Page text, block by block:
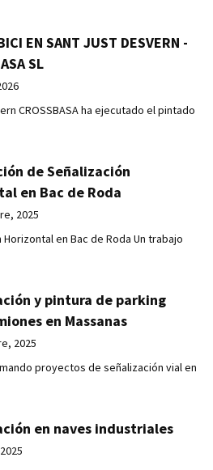
EN SANT JUST DESVERN -
SL
CROSSBASA ha ejecutado el pintado
de Señalización
en Bac de Roda
2025
en Bac de Roda Un trabajo
y pintura de parking
en Massanas
2025
proyectos de señalización vial en
en naves industriales